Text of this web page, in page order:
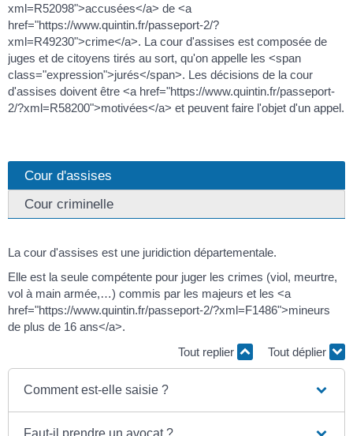
xml=R52098">accusées</a> de <a
href="https://www.quintin.fr/passeport-2/?
xml=R49230">crime</a>. La cour d'assises est composée de
juges et de citoyens tirés au sort, qu'on appelle les <span
class="expression">jurés</span>. Les décisions de la cour
d'assises doivent être <a href="https://www.quintin.fr/passeport-
2/?xml=R58200">motivées</a> et peuvent faire l'objet d'un appel.
Cour d'assises
Cour criminelle
La cour d'assises est une juridiction départementale.
Elle est la seule compétente pour juger les crimes (viol, meurtre,
vol à main armée,…) commis par les majeurs et les <a
href="https://www.quintin.fr/passeport-2/?xml=F1486">mineurs
de plus de 16 ans</a>.
Tout replier
Tout déplier
Comment est-elle saisie ?